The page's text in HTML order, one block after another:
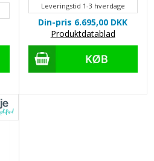
Leveringstid 1-3 hverdage
Din-pris 6.695,00 DKK
Produktdatablad